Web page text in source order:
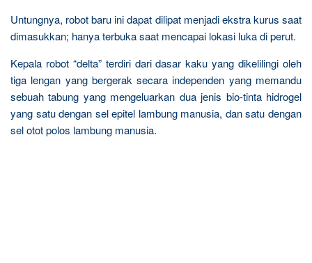
Untungnya, robot baru ini dapat dilipat menjadi ekstra kurus saat
dimasukkan; hanya terbuka saat mencapai lokasi luka di perut.
Kepala robot “delta” terdiri dari dasar kaku yang dikelilingi oleh
tiga lengan yang bergerak secara independen yang memandu
sebuah tabung yang mengeluarkan dua jenis bio-tinta hidrogel
yang satu dengan sel epitel lambung manusia, dan satu dengan
sel otot polos lambung manusia.